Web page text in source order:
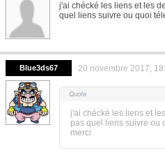
j'ai chécké les liens et les
quel liens suivre ou quoi
Blue3ds67 20 novembre 2017,
j'ai chécké les liens et
pas quel liens suivre ou
merci